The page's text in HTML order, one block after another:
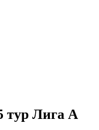
тур Лига A